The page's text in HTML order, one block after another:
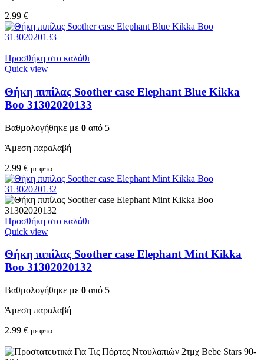
2.99 €
Προσθήκη στο καλάθι
Quick view
Θήκη πιπίλας Soother case Elephant Blue Kikka
Boo 31302020133
Βαθμολογήθηκε με 0 από 5
Άμεση παραλαβή
2.99 € με φπα
Προσθήκη στο καλάθι
Quick view
Θήκη πιπίλας Soother case Elephant Mint Kikka
Boo 31302020132
Βαθμολογήθηκε με 0 από 5
Άμεση παραλαβή
2.99 € με φπα